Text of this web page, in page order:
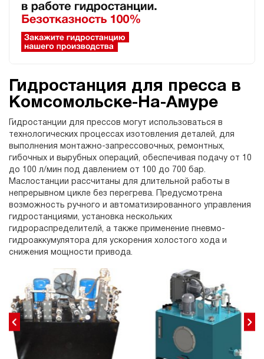
Гидростанция для пресса в
Комсомольске-На-Амуре
Гидростанции для прессов могут использоваться в
технологических процессах изотовления деталей, для
выполнения монтажно-запрессовочных, ремонтных,
гибочных и вырубных операций, обеспечивая подачу от 10
до 100 л/мин под давлением от 100 до 700 бар.
Маслостанции рассчитаны для длительной работы в
непрерывном цикле без перегрева. Предусмотрена
возможность ручного и автоматизированного управления
гидростанциями, установка нескольких
гидрораспределителй, а также применение пневмо-
гидроаккумулятора для ускорения холостого хода и
снижения мощности привода.